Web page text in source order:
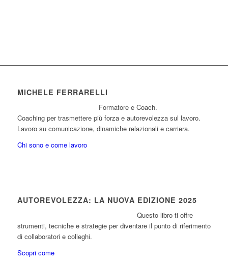
MICHELE FERRARELLI
Formatore e Coach.
Coaching per trasmettere più forza e autorevolezza sul lavoro.
Lavoro su comunicazione, dinamiche relazionali e carriera.
Chi sono e come lavoro
AUTOREVOLEZZA: LA NUOVA EDIZIONE 2025
Questo libro ti offre
strumenti, tecniche e strategie per diventare il punto di riferimento
di collaboratori e colleghi.
Scopri come